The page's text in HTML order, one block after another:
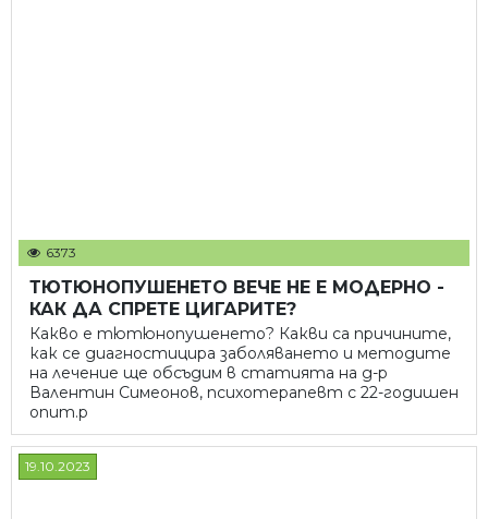
6373
ТЮТЮНОПУШЕНЕТО ВЕЧЕ НЕ Е МОДЕРНО -
КАК ДА СПРЕТЕ ЦИГАРИТЕ?
Какво е тютюнопушенето? Какви са причините,
как се диагностицира заболяването и методите
на лечение ще обсъдим в статията на д-р
Валентин Симеонов, психотерапевт с 22-годишен
опит.p
19.10.2023